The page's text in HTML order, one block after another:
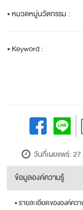
ข้อมูลองค์ความรู้
• รายละเอียดขององค์คว
• หมวดหมู่นวัตกรรม :
• Keyword :
วันที่เผยแพร่: